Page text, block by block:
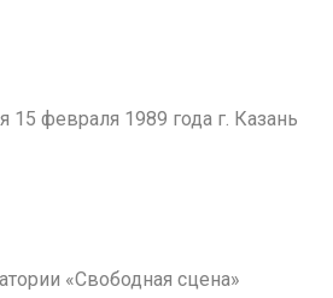
15 февраля 1989 года г. Казань
«Свободная сцена»